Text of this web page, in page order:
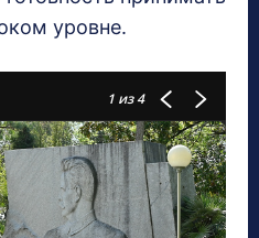
уровне.
1 из 4